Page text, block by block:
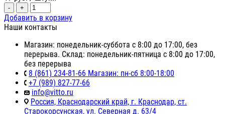
- +
Добавить в корзину
Наши контакты
Магазин: понедельник-суббота с 8:00 до 17:00, без
перерыва. Склад: понедельник-пятница с 8:00 до 17:00,
без перерыва
8 (861) 234-81-66 Магазин: пн-сб 8:00-18:00
+7 (989) 827-77-66
info@vitto.ru
Россия, Краснодарский край, г. Краснодар, ст.
Старокорсунская, ул. Северная д. 63/4